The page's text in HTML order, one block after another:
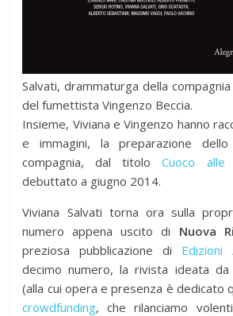
Salvati, drammaturga della compagnia
del fumettista Vingenzo Beccia.
Insieme, Viviana e Vingenzo hanno
e immagini, la preparazione
compagnia, dal titoloCuoco alle
debuttato a giugno 2014.
Viviana Salvati torna ora sulla
numero appena uscito di Nuova
preziosa pubblicazione di Edizioni
decimo numero, la rivista ideata da
(alla cui opera e presenza è dedicato
crowdfunding, che rilanciamo